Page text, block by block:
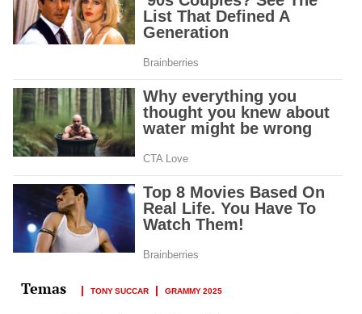
TONY SUCCAR GRAMMY 2025